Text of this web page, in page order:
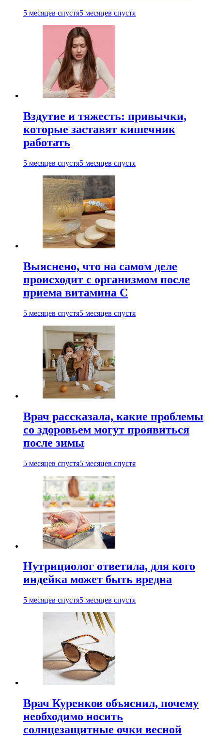
5 месяцев спустя5 месяцев спустя
Вздутие и тяжесть: привычки,
которые заставят кишечник
работать
5 месяцев спустя5 месяцев спустя
Выяснено, что на самом деле
происходит с организмом после
приема витамина С
5 месяцев спустя5 месяцев спустя
Врач рассказала, какие проблемы
со здоровьем могут проявиться
после зимы
5 месяцев спустя5 месяцев спустя
Нутрициолог ответила, для кого
индейка может быть вредна
5 месяцев спустя5 месяцев спустя
Врач Куренков объяснил, почему
необходимо носить
солнцезащитные очки весной